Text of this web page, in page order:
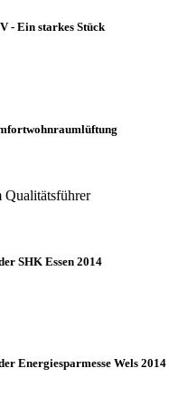
- Ein starkes Stück
Qualitätsführer
SHK Essen 2014
Energiesparmesse Wels 2014